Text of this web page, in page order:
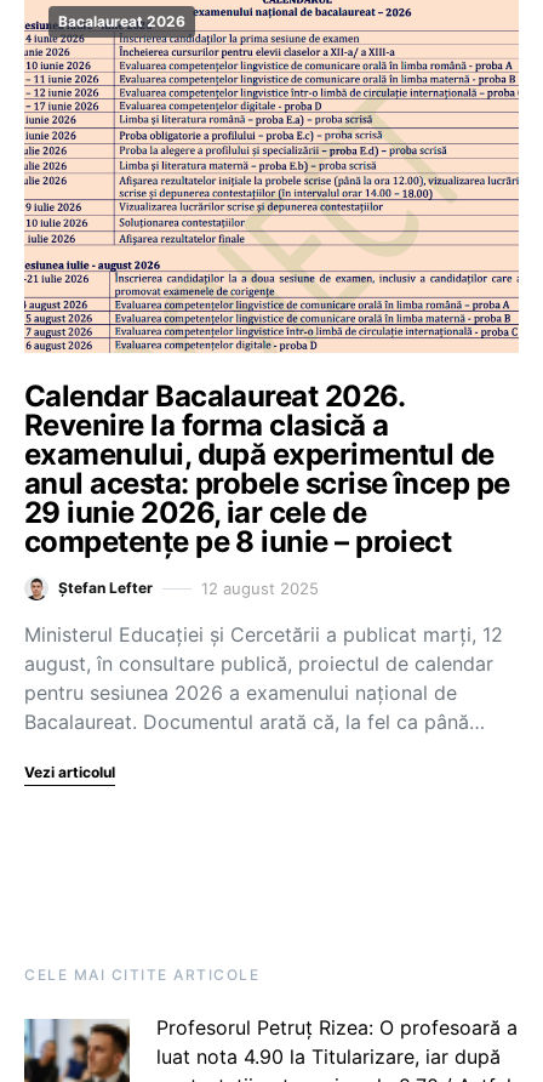
Bacalaureat 2026
Calendar Bacalaureat 2026.
Revenire la forma clasică a
examenului, după experimentul de
anul acesta: probele scrise încep pe
29 iunie 2026, iar cele de
competențe pe 8 iunie – proiect
Ștefan Lefter 12 august 2025
Ministerul Educației și Cercetării a publicat marți, 12
august, în consultare publică, proiectul de calendar
pentru sesiunea 2026 a examenului național de
Bacalaureat. Documentul arată că, la fel ca până…
Vezi articolul
CELE MAI CITITE ARTICOLE
Profesorul Petruț Rizea: O profesoară a
luat nota 4.90 la Titularizare, iar după